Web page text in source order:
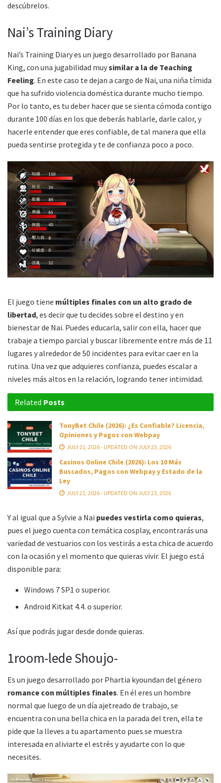
descúbrelos.
Nai’s Training Diary
Nai’s Training Diary es un juego desarrollado por Banana
King, con una jugabilidad muysimilar a la de Teaching
Feeling. En este caso te dejan a cargo de Nai, una niña tímida
que ha sufrido violencia doméstica durante mucho tiempo.
Por lo tanto, es tu deber hacer que se sienta cómoda contigo
durante 100 días en los que deberás hablarle, darle calor, y
hacerle entender que eres confiable, de tal manera que ella
pueda sentirse protegida y te de confianza poco a poco.
El juego tiene múltiples finales con un alto grado de
libertad, es decir que tu decides sobre el destino y en
bienestar de Nai. Puedes educarla, salir con ella, hacer que
trabaje a tiempo parcial y buscar libremente entre más de 11
lugares y alrededor de 50 incidentes para evitar caer en la
rutina. Una vez que adquieres confianza, puedes escalar a
niveles más altos en la relación, logrando tener intimidad.
Related Posts
TonyBet Chile (2026): ¿Es Confiable? Licencia,
Opiniones y Pagos con Webpay
JULY 21, 2026 - UPDATED ON JULY 23, 2026
Casinos Online Chile (2026): Los 10 Más
Buscados, Pagos con Webpay y Estado de la
Ley
JULY 21, 2026 - UPDATED ON JULY 23, 2026
Y al igual que a Sylvie a Nai puedes vestirla como quieras,
pues el juego cuenta con temática cosplay, encontrarás una
variedad de vestuarios con los vestirás a esta chica de acuerdo
con la ocasión y el momento que quieras vivir. El juego está
disponible para:
Windows 7 SP1 o superior.
Android Kitkat 4.4. o superior.
Así que podrás jugar desde donde quieras.
1room-lede Shoujo-
Es un juego desarrollado por Phartia kyoundan del género
romance con múltiples finales. En él eres un hombre
normal que luego de un día ajetreado de trabajo, se
encuentra con una bella chica en la parada del tren, ella te
pide que la lleves a tu apartamento pues se muestra
interesada en aliviarte el estrés y ayudarte con lo que
necesites.